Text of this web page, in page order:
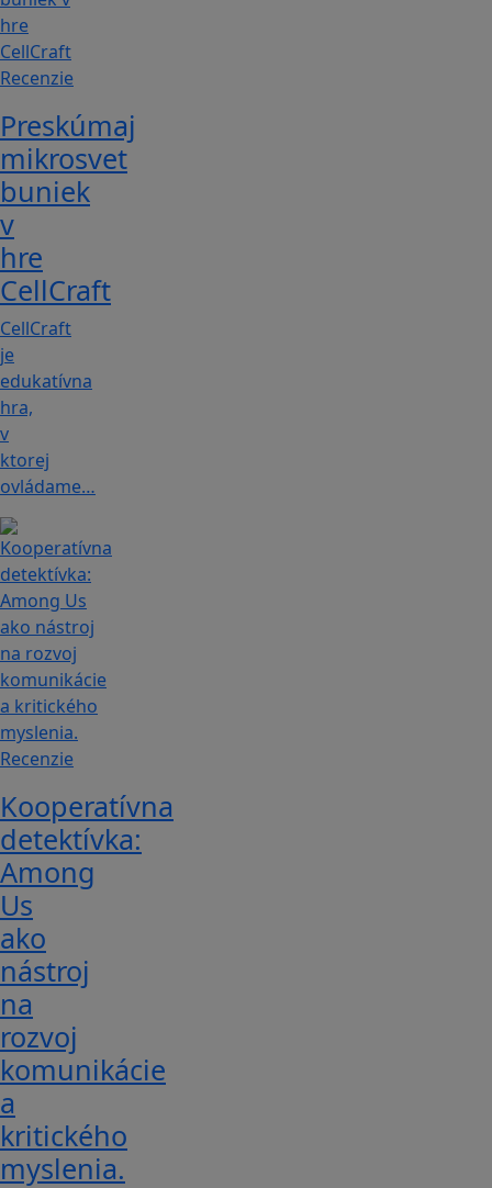
Recenzie
Preskúmaj
mikrosvet
buniek
v
hre
CellCraft
CellCraft
je
edukatívna
hra,
v
ktorej
ovládame…
Recenzie
Kooperatívna
detektívka:
Among
Us
ako
nástroj
na
rozvoj
komunikácie
a
kritického
myslenia.